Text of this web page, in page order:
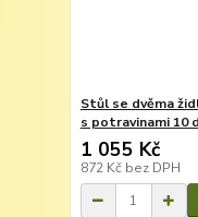
Stůl se dvěma
s potravinami 10
1 055 Kč
872 Kč bez DPH